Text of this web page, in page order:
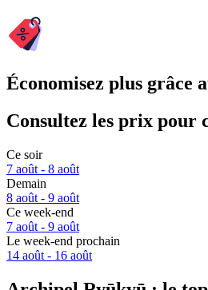
Économisez plus grâce
Consultez les prix pour
Ce soir
7 août - 8 août
Demain
8 août - 9 août
Ce week-end
7 août - 9 août
Le week-end prochain
14 août - 16 août